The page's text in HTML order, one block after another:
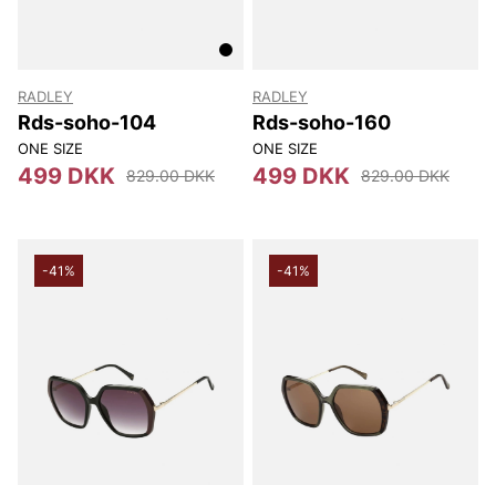
RADLEY
Rds-soho-104
ONE SIZE
499 DKK 829.00 DKK
RADLEY
Rds-soho-160
ONE SIZE
499 DKK 829.00 DKK
-41% -41%